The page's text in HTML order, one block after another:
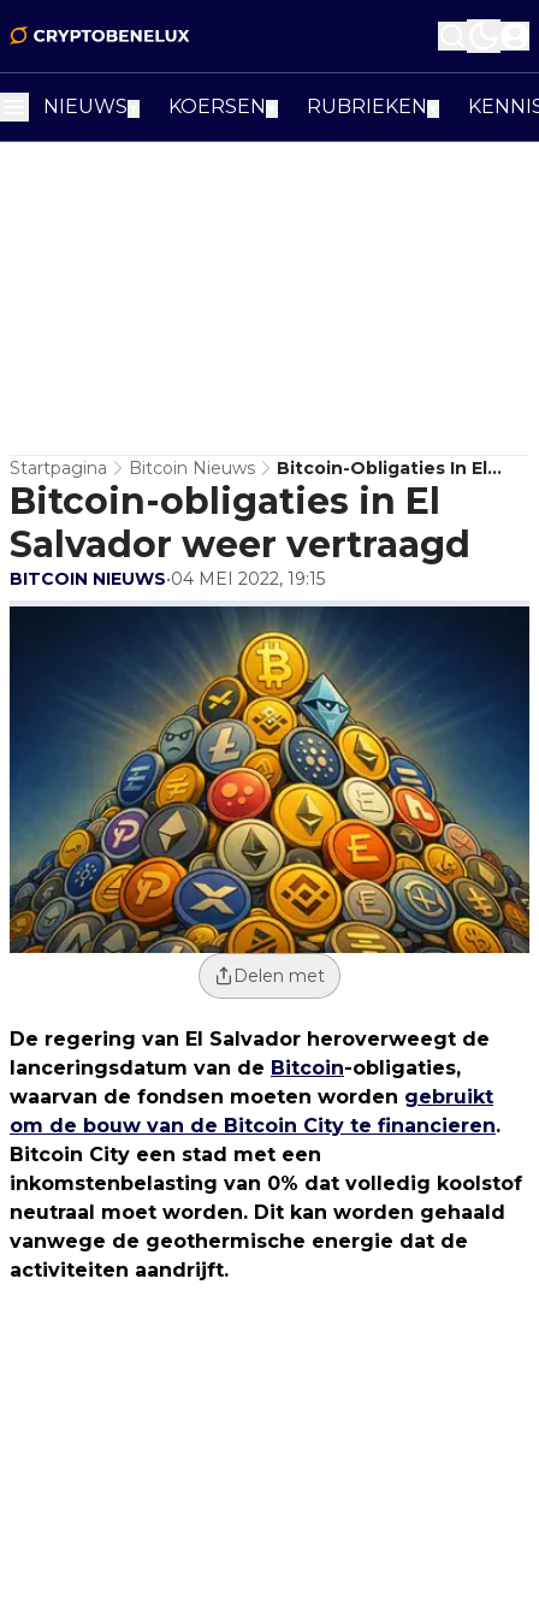
NIEUWS KOERSEN RUBRIEKEN
Startpagina Bitcoin Nieuws
Bitcoin-Obligaties In El
Salvador Weer Vertraagd
Bitcoin-obligaties in El
Salvador weer vertraagd
BITCOIN NIEUWS•04 MEI 2022, 19:15
Delen met
De regering van El Salvador heroverweegt de
lanceringsdatum van de Bitcoin-obligaties,
waarvan de fondsen moeten worden gebruikt
om de bouw van de Bitcoin City te financieren.
Bitcoin City een stad met een
inkomstenbelasting van 0% dat volledig koolstof
neutraal moet worden. Dit kan worden gehaald
vanwege de geothermische energie dat de
activiteiten aandrijft.